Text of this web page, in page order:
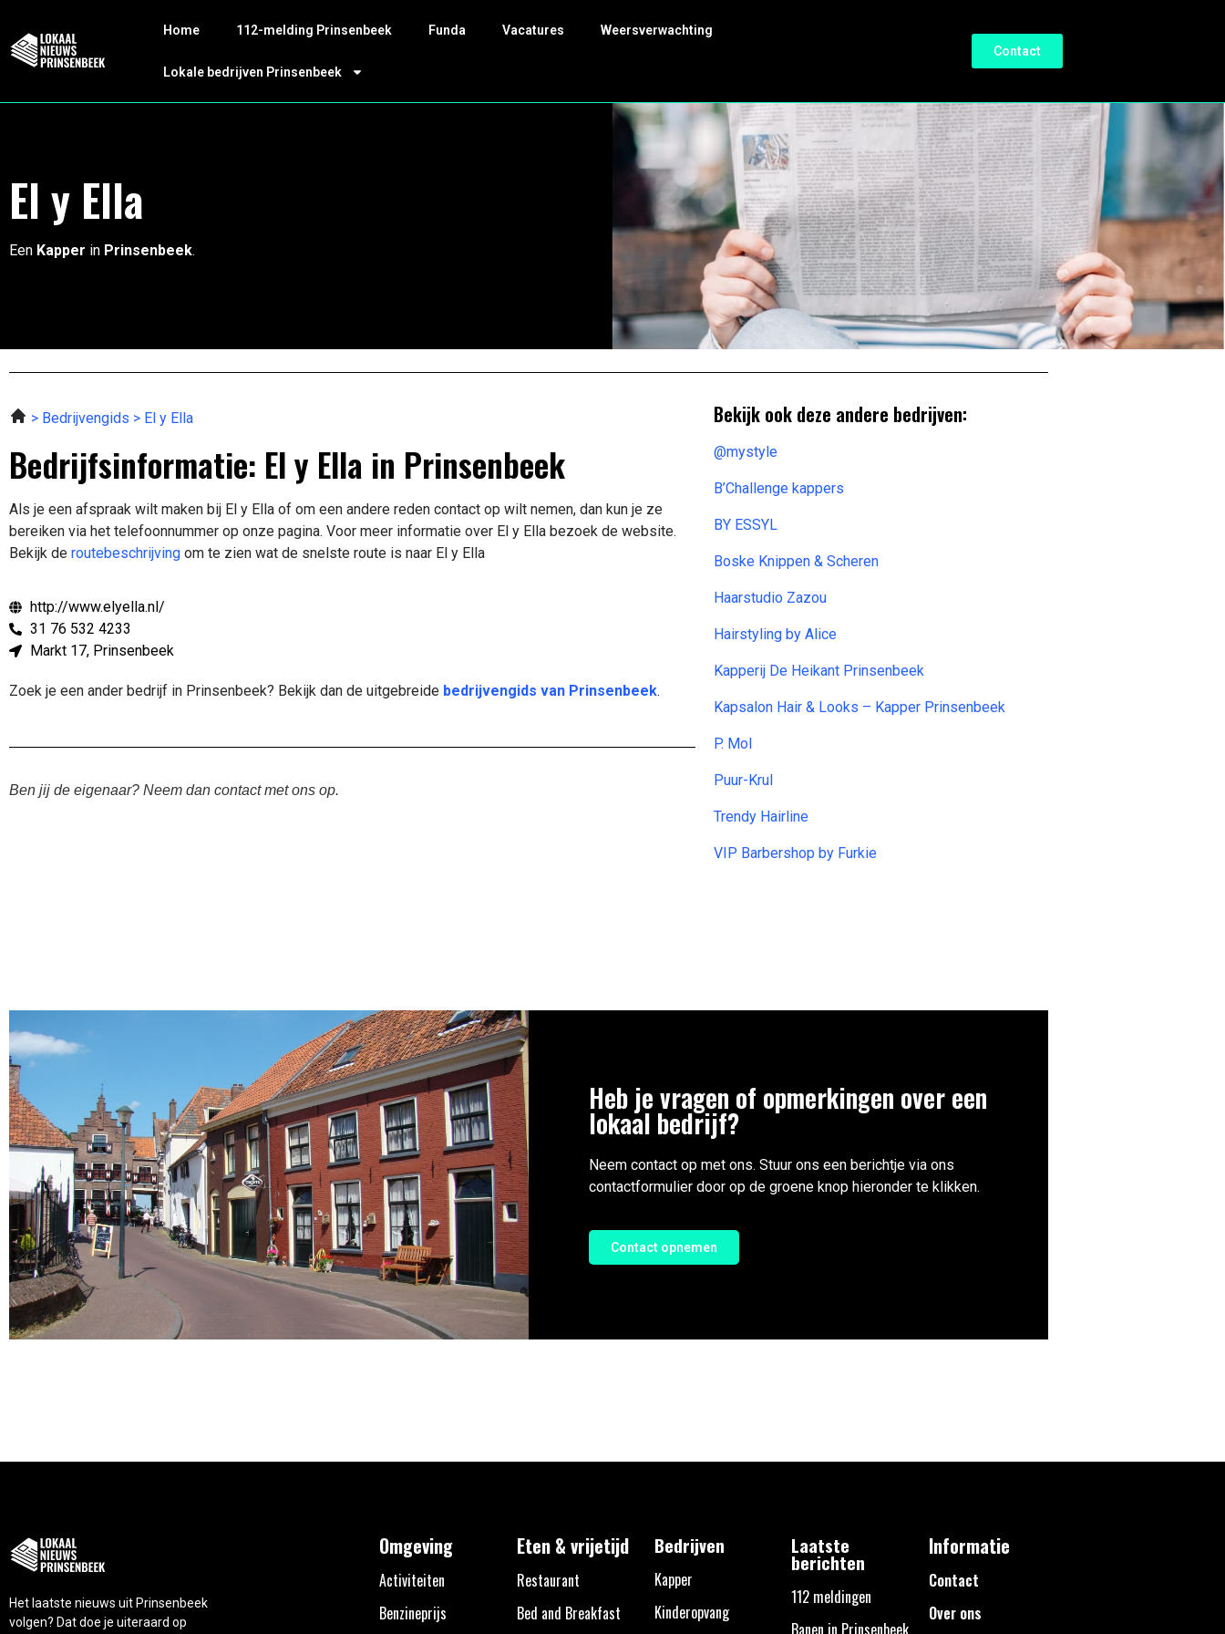
Home 112-melding Prinsenbeek Funda Vacatures Weersverwachting
Lokale bedrijven Prinsenbeek
Contact
El y Ella
Een Kapper in Prinsenbeek.
Bedrijvengids El y Ella
Bedrijfsinformatie: El y Ella in Prinsenbeek
Als je een afspraak wilt maken bij El y Ella of om een andere reden contact op wilt nemen, dan kun je ze
bereiken via het telefoonnummer op onze pagina. Voor meer informatie over El y Ella bezoek de website.
Bekijk de routebeschrijving om te zien wat de snelste route is naar El y Ella
http://www.elyella.nl/
31 76 532 4233
Markt 17, Prinsenbeek
Zoek je een ander bedrijf in Prinsenbeek? Bekijk dan de uitgebreide bedrijvengids van Prinsenbeek.
Ben jij de eigenaar? Neem dan contact met ons op.
Bekijk ook deze andere bedrijven:
@mystyle
B’Challenge kappers
BY ESSYL
Boske Knippen & Scheren
Haarstudio Zazou
Hairstyling by Alice
Kapperij De Heikant Prinsenbeek
Kapsalon Hair & Looks – Kapper Prinsenbeek
P. Mol
Puur-Krul
Trendy Hairline
VIP Barbershop by Furkie
Heb je vragen of opmerkingen over een
lokaal bedrijf?
Neem contact op met ons. Stuur ons een berichtje via ons
contactformulier door op de groene knop hieronder te klikken.
Contact opnemen
Het laatste nieuws uit Prinsenbeek
volgen? Dat doe je uiteraard op
Omgeving
Activiteiten
Benzineprijs
Eten & vrijetijd
Restaurant
Bed and Breakfast
Bedrijven
Kapper
Kinderopvang
Laatste
berichten
112 meldingen
Banen in Prinsenbeek
Informatie
Contact
Over ons